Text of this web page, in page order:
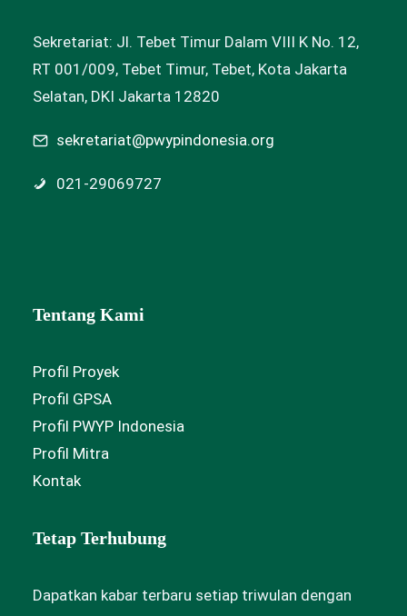
Sekretariat: Jl. Tebet Timur Dalam VIII K No. 12,
RT 001/009, Tebet Timur, Tebet, Kota Jakarta
Selatan, DKI Jakarta 12820
sekretariat@pwypindonesia.org
021-29069727
Tentang Kami
Profil Proyek
Profil GPSA
Profil PWYP Indonesia
Profil Mitra
Kontak
Tetap Terhubung
Dapatkan kabar terbaru setiap triwulan dengan